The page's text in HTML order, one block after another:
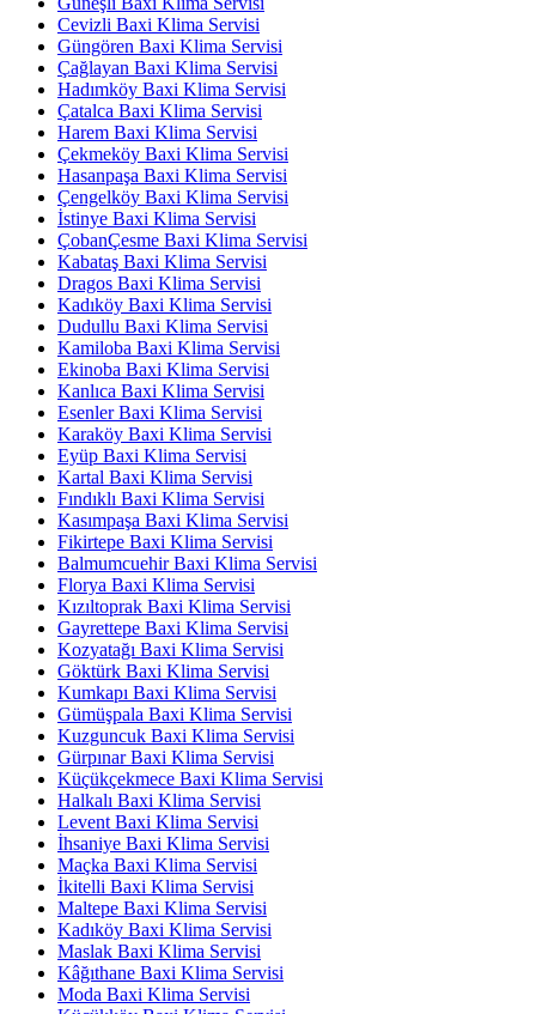
Cevizli Baxi Klima Servisi
Güngören Baxi Klima Servisi
Çağlayan Baxi Klima Servisi
Hadımköy Baxi Klima Servisi
Çatalca Baxi Klima Servisi
Harem Baxi Klima Servisi
Çekmeköy Baxi Klima Servisi
Hasanpaşa Baxi Klima Servisi
Çengelköy Baxi Klima Servisi
İstinye Baxi Klima Servisi
ÇobanÇesme Baxi Klima Servisi
Kabataş Baxi Klima Servisi
Dragos Baxi Klima Servisi
Kadıköy Baxi Klima Servisi
Dudullu Baxi Klima Servisi
Kamiloba Baxi Klima Servisi
Ekinoba Baxi Klima Servisi
Kanlıca Baxi Klima Servisi
Esenler Baxi Klima Servisi
Karaköy Baxi Klima Servisi
Eyüp Baxi Klima Servisi
Kartal Baxi Klima Servisi
Fındıklı Baxi Klima Servisi
Kasımpaşa Baxi Klima Servisi
Fikirtepe Baxi Klima Servisi
Balmumcuehir Baxi Klima Servisi
Florya Baxi Klima Servisi
Kızıltoprak Baxi Klima Servisi
Gayrettepe Baxi Klima Servisi
Kozyatağı Baxi Klima Servisi
Göktürk Baxi Klima Servisi
Kumkapı Baxi Klima Servisi
Gümüşpala Baxi Klima Servisi
Kuzguncuk Baxi Klima Servisi
Gürpınar Baxi Klima Servisi
Küçükçekmece Baxi Klima Servisi
Halkalı Baxi Klima Servisi
Levent Baxi Klima Servisi
İhsaniye Baxi Klima Servisi
Maçka Baxi Klima Servisi
İkitelli Baxi Klima Servisi
Maltepe Baxi Klima Servisi
Kadıköy Baxi Klima Servisi
Maslak Baxi Klima Servisi
Kâğıthane Baxi Klima Servisi
Moda Baxi Klima Servisi